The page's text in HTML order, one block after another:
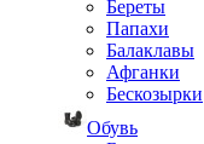
Береты
Папахи
Балаклавы
Афганки
Бескозырки
Обувь